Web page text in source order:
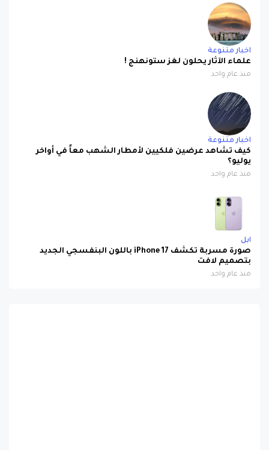
اخبار متنوعة
علماء الآثار يحلون لغز ستونهنج !
منذ عام واحد
اخبار متنوعة
كيف تشاهد عرضين فلكيين لأمطار الشهب معاً في أواخر
يوليو؟
منذ عام واحد
ابل
صورة مسربة تكشف iPhone 17 باللون البنفسجي الجديد
بتصميم لافت
منذ عام واحد